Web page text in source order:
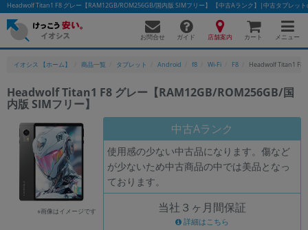
Headwolf Titan1 F8 グレー【RAM12GB/ROM256GB/国内版 SIMフリー】 【中古Aランク】|中古タブレッ
お問合せ ガイド 店舗案内 カート メニュー
イオシス 【ホーム】 商品一覧 タブレット Android f8 Wi-Fi F8 Headwolf Titan1 F8
Headwolf Titan1 F8 グレー【RAM12GB/ROM256GB/国
内版 SIMフリー】
※画像はイメージです
中古Aランク
使用感の少ない中古品になります。傷など
が少ないため中古商品の中では美品となっ
ております。
当社３ヶ月間保証
詳細はこちら
かんたんパソコン検索に切り替える
フリーワード
除外ワード
人気の検索ワード： Let's note